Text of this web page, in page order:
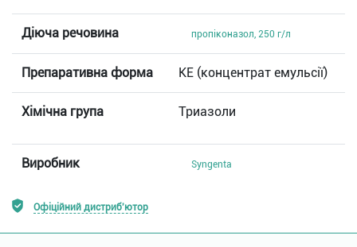
Діюча речовина пропіконазол, 250 г/л
Препаративна форма КЕ (концентрат емульсії)
Хімічна група Триазоли
Виробник Syngenta
Офіційний дистриб'ютор